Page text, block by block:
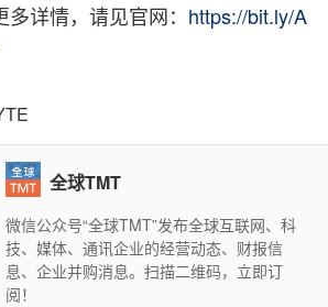
详情，请见官网： https://bit.ly/A
全球TMT
微信公众号“全球TMT”发布全球互联网、科
技、媒体、通讯企业的经营动态、财报信
息、企业并购消息。扫描二维码，立即订
阅！